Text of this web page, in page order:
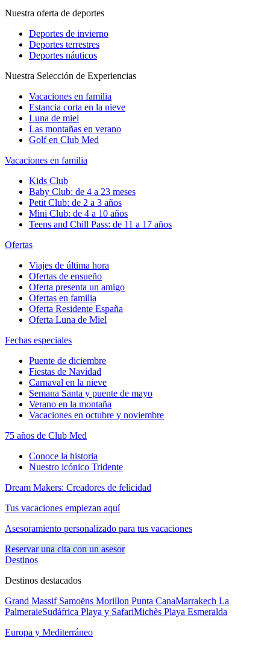
Nuestra oferta de deportes
Deportes de invierno
Deportes terrestres
Deportes náuticos
Nuestra Selección de Experiencias
Vacaciones en familia
Estancia corta en la nieve
Luna de miel
Las montañas en verano
Golf en Club Med
Vacaciones en familia
Kids Club
Baby Club: de 4 a 23 meses
Petit Club: de 2 a 3 años
Mini Club: de 4 a 10 años
Teens and Chill Pass: de 11 a 17 años
Ofertas
Viajes de última hora
Ofertas de ensueño
Oferta presenta un amigo
Ofertas en familia
Oferta Residente España
Oferta Luna de Miel
Fechas especiales
Puente de diciembre
Fiestas de Navidad
Carnaval en la nieve
Semana Santa y puente de mayo
Verano en la montaña
Vacaciones en octubre y noviembre
75 años de Club Med
Conoce la historia
Nuestro icónico Tridente
Dream Makers: Creadores de felicidad
Tus vacaciones empiezan aquí
Asesoramiento personalizado para tus vacaciones
Reservar una cita con un asesor
Destinos
Destinos destacados
Grand Massif Samoëns Morillon Punta CanaMarrakech La
PalmeraieSudáfrica Playa y SafariMichès Playa Esmeralda
Europa y Mediterráneo